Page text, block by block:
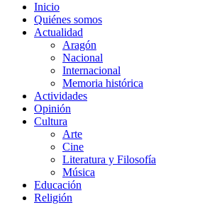
Inicio
Quiénes somos
Actualidad
Aragón
Nacional
Internacional
Memoria histórica
Actividades
Opinión
Cultura
Arte
Cine
Literatura y Filosofía
Música
Educación
Religión